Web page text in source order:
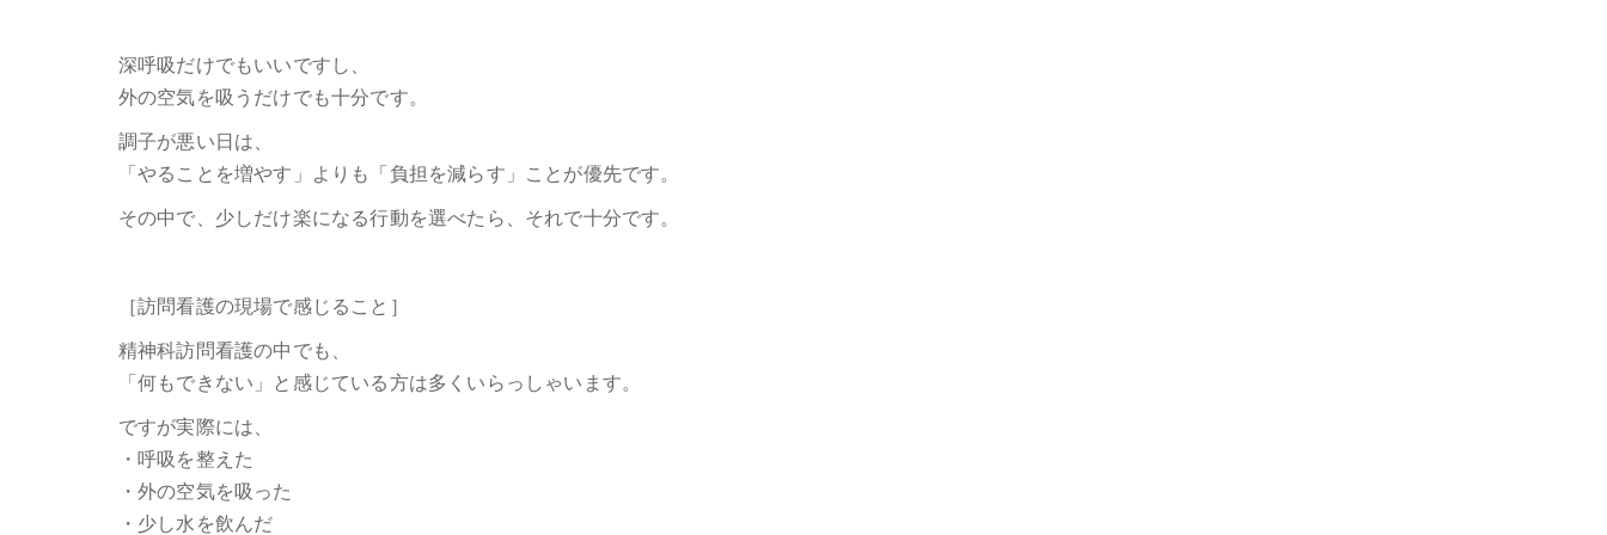
深呼吸だけでもいいですし、
外の空気を吸うだけでも十分です。
調子が悪い日は、
「やることを増やす」よりも「負担を減らす」ことが優先です。
その中で、少しだけ楽になる行動を選べたら、それで十分です。
［訪問看護の現場で感じること］
精神科訪問看護の中でも、
「何もできない」と感じている方は多くいらっしゃいます。
ですが実際には、
・呼吸を整えた
・外の空気を吸った
・少し水を飲んだ